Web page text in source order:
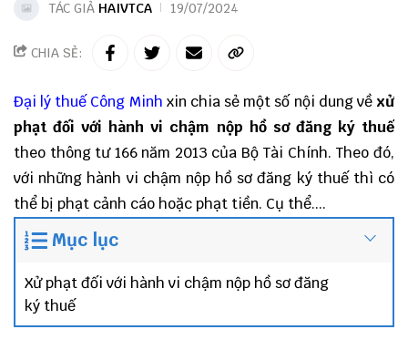
TÁC GIẢ HAIVTCA 19/07/2024
CHIA SẺ:
Đại lý thuế Công Minh xin chia sẻ một số nội dung về xử
phạt đối với hành vi chậm nộp hồ sơ đăng ký thuế
theo thông tư 166 năm 2013 của Bộ Tài Chính. Theo đó,
với những hành vi chậm nộp hồ sơ đăng ký thuế thì có
thể bị phạt cảnh cáo hoặc phạt tiền. Cụ thể....
Mục lục
Xử phạt đối với hành vi chậm nộp hồ sơ đăng
ký thuế